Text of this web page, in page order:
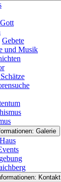
Gebete
und Musik
Galerie
Kontakt